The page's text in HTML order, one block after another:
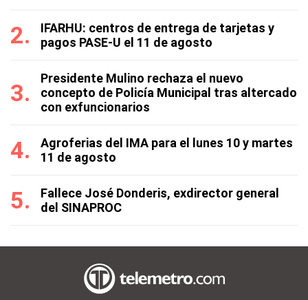
IFARHU: centros de entrega de tarjetas y
pagos PASE-U el 11 de agosto
Presidente Mulino rechaza el nuevo
concepto de Policía Municipal tras altercado
con exfuncionarios
Agroferias del IMA para el lunes 10 y martes
11 de agosto
Fallece José Donderis, exdirector general
del SINAPROC